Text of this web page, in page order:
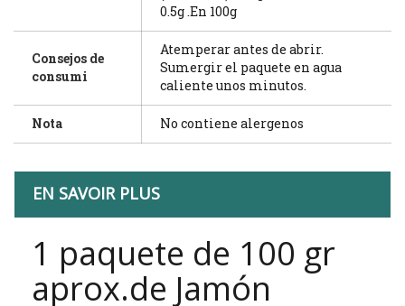
0.5g .En 100g
Consejos de
consumi
Atemperar antes de abrir.
Sumergir el paquete en agua
caliente unos minutos.
Nota No contiene alergenos
EN SAVOIR PLUS
1 paquete de 100 gr
aprox.de Jamón